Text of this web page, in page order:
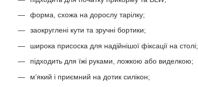
форма, схожа на дорослу тарілку;
заокруглені кути та зручні бортики;
широка присоска для надійнішої фіксації на столі;
підходить для їжі руками, ложкою або виделкою;
м’який і приємний на дотик силікон;